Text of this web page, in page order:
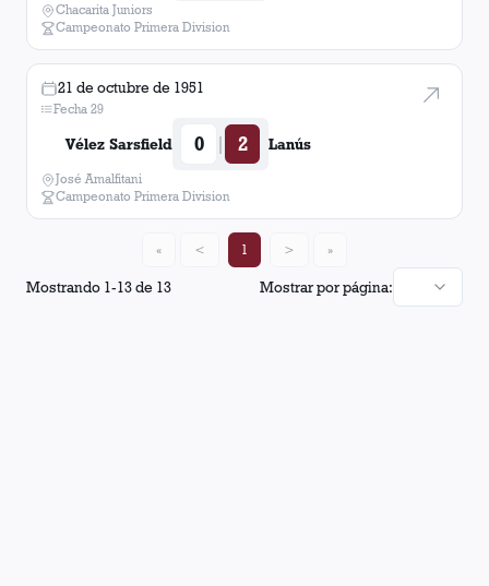
Chacarita Juniors
Campeonato Primera Division
21 de octubre de 1951
Fecha 29
Vélez Sarsfield 0 | 2 Lanús
José Amalfitani
Campeonato Primera Division
Mostrando 1-13de 13 Mostrar por página:
« < 1 > »